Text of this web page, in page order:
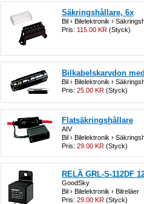
Säkringshållare, 6x
Bil › Bilelektronik ›
Pris: 115.00 KR (Styck)
Bilkabelskarvdon
Bil › Bilelektronik ›
Pris: 25.00 KR (Styck)
Flatsäkringshållare
AIV
Bil › Bilelektronik ›
Pris: 29.00 KR (Styck)
RELÄ GRL-S-112DF
GoodSky
Bil › Bilelektronik › Bilreläer
Pris: 29.00 KR (Styck)